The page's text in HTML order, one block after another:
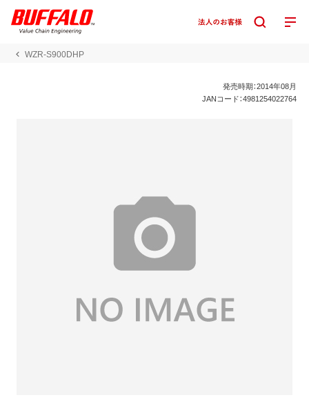
WZR-S900DHP
発売時期：2014年08月
JANコード：4981254022764